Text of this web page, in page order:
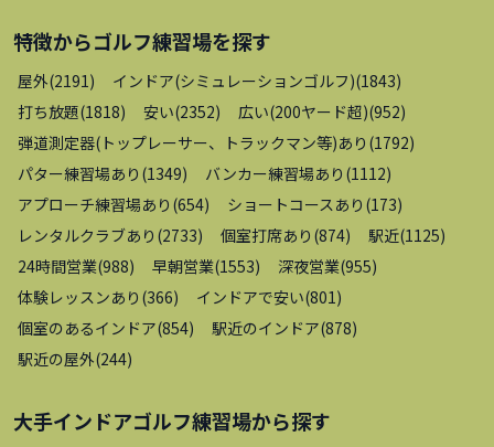
特徴からゴルフ練習場を探す
屋外(2191 ) インドア(シミュレーションゴルフ)(1843)
打ち放題(1818) 安い(2352) 広い(200ヤード超)(952)
弾道測定器(トップレーサー、トラックマン等)あり (1792)
パター練習場あり (1349) バンカー練習場あり (1112)
アプローチ練習場あり (654) ショートコースあり (173)
レンタルクラブあり (2733) 個室打席あり (874) 駅近(1125)
24時間営業(988) 早朝営業(1553) 深夜営業(955)
体験レッスンあり (366) インドアで安い(801 )
個室のあるインドア(854) 駅近のインドア(878)
駅近の屋外(244)
大手インドアゴルフ練習場から探す